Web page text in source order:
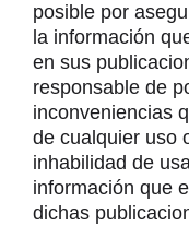
posible por
la información
en sus
responsable de
inconveniencias
de cualquier uso
inhabilidad de
información que
dichas